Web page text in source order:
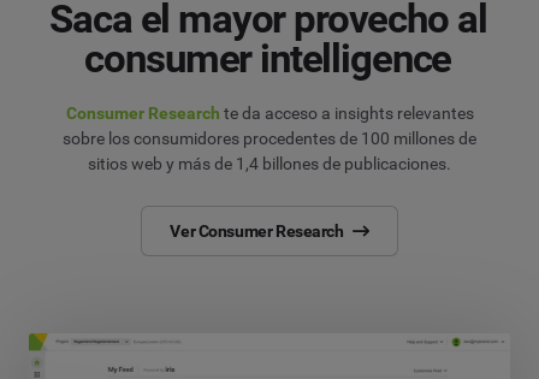
Saca el mayor provecho al
consumer intelligence
Consumer Research te da acceso a insights relevantes
sobre los consumidores procedentes de 100 millones de
sitios web y más de 1,4 billones de publicaciones.
Ver Consumer Research